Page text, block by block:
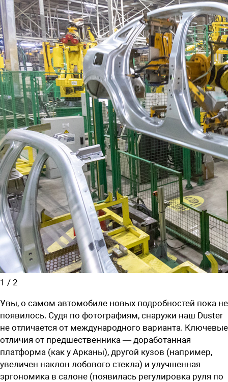
1 / 2
Увы, о самом автомобиле новых подробностей пока не
появилось. Судя по фотографиям, снаружи наш Duster
не отличается от международного варианта. Ключевые
отличия от предшественника — доработанная
платформа (как у Арканы), другой кузов (например,
увеличен наклон лобового стекла) и улучшенная
эргономика в салоне (появилась регулировка руля по